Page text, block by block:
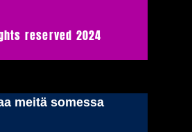
reserved 2024
meitä somessa